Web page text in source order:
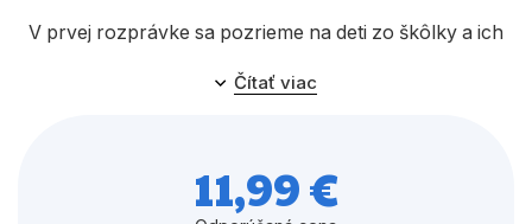
Zdravie a životný štýl
V prvej rozprávke sa pozrieme na deti zo škôlky a ich
možno vyhrajú aj medailu. V druhej zistíme, ako Peppin
radovánky majú radi všetci! A v poslednom príbehu sa
Čítať viac
11,99 €